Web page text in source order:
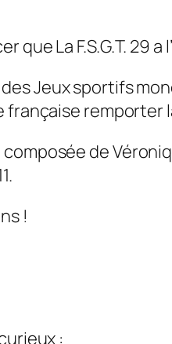
que La F.S.G.T. 29
Jeux sportifs
remporter
de
!
: